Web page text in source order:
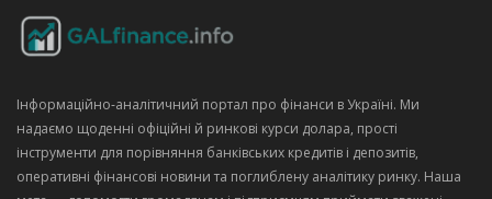
Інформаційно‑аналітичний портал про фінанси в Україні. Ми
надаємо щоденні офіційні й ринкові курси долара, прості
інструменти для порівняння банківських кредитів і депозитів,
оперативні фінансові новини та поглиблену аналітику ринку. Наша